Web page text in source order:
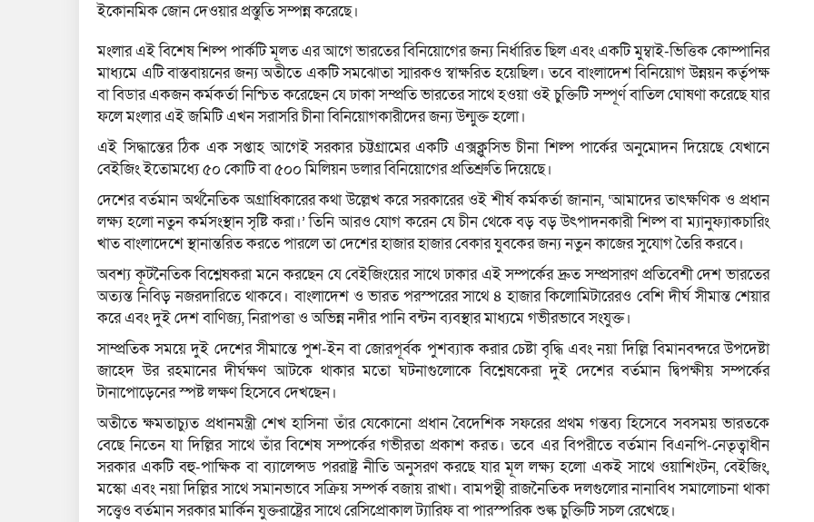
ইকোনমিক জোন দেওয়ার প্রস্তুতি সম্পন্ন করেছে।
মংলার এই বিশেষ শিল্প পার্কটি মূলত এর আগে ভারতের বিনিয়োগের জন্য নির্ধারিত ছিল এবং একটি মুম্বাই-ভিত্তিক কোম্পানির
মাধ্যমে এটি বাস্তবায়নের জন্য অতীতে একটি সমঝোতা স্মারকও স্বাক্ষরিত হয়েছিল। তবে বাংলাদেশ বিনিয়োগ উন্নয়ন কর্তৃপক্ষ
বা বিডার একজন কর্মকর্তা নিশ্চিত করেছেন যে ঢাকা সম্প্রতি ভারতের সাথে হওয়া ওই চুক্তিটি সম্পূর্ণ বাতিল ঘোষণা করেছে যার
ফলে মংলার এই জমিটি এখন সরাসরি চীনা বিনিয়োগকারীদের জন্য উন্মুক্ত হলো।
এই সিদ্ধান্তের ঠিক এক সপ্তাহ আগেই সরকার চট্টগ্রামের একটি এক্সক্লুসিভ চীনা শিল্প পার্কের অনুমোদন দিয়েছে যেখানে
বেইজিং ইতোমধ্যে ৫০ কোটি বা ৫০০ মিলিয়ন ডলার বিনিয়োগের প্রতিশ্রুতি দিয়েছে।
দেশের বর্তমান অর্থনৈতিক অগ্রাধিকারের কথা উল্লেখ করে সরকারের ওই শীর্ষ কর্মকর্তা জানান, ‘আমাদের তাৎক্ষণিক ও প্রধান
লক্ষ্য হলো নতুন কর্মসংস্থান সৃষ্টি করা।’ তিনি আরও যোগ করেন যে চীন থেকে বড় বড় উৎপাদনকারী শিল্প বা ম্যানুফ্যাকচারিং
খাত বাংলাদেশে স্থানান্তরিত করতে পারলে তা দেশের হাজার হাজার বেকার যুবকের জন্য নতুন কাজের সুযোগ তৈরি করবে।
অবশ্য কূটনৈতিক বিশ্লেষকরা মনে করছেন যে বেইজিংয়ের সাথে ঢাকার এই সম্পর্কের দ্রুত সম্প্রসারণ প্রতিবেশী দেশ ভারতের
অত্যন্ত নিবিড় নজরদারিতে থাকবে। বাংলাদেশ ও ভারত পরস্পরের সাথে ৪ হাজার কিলোমিটারেরও বেশি দীর্ঘ সীমান্ত শেয়ার
করে এবং দুই দেশ বাণিজ্য, নিরাপত্তা ও অভিন্ন নদীর পানি বন্টন ব্যবস্থার মাধ্যমে গভীরভাবে সংযুক্ত।
সাম্প্রতিক সময়ে দুই দেশের সীমান্তে পুশ-ইন বা জোরপূর্বক পুশব্যাক করার চেষ্টা বৃদ্ধি এবং নয়া দিল্লি বিমানবন্দরে উপদেষ্টা
জাহেদ উর রহমানের দীর্ঘক্ষণ আটকে থাকার মতো ঘটনাগুলোকে বিশ্লেষকেরা দুই দেশের বর্তমান দ্বিপক্ষীয় সম্পর্কের
টানাপোড়েনের স্পষ্ট লক্ষণ হিসেবে দেখছেন।
অতীতে ক্ষমতাচ্যুত প্রধানমন্ত্রী শেখ হাসিনা তাঁর যেকোনো প্রধান বৈদেশিক সফরের প্রথম গন্তব্য হিসেবে সবসময় ভারতকে
বেছে নিতেন যা দিল্লির সাথে তাঁর বিশেষ সম্পর্কের গভীরতা প্রকাশ করত। তবে এর বিপরীতে বর্তমান বিএনপি-নেতৃত্বাধীন
সরকার একটি বহু-পাক্ষিক বা ব্যালেন্সড পররাষ্ট্র নীতি অনুসরণ করছে যার মূল লক্ষ্য হলো একই সাথে ওয়াশিংটন, বেইজিং,
মস্কো এবং নয়া দিল্লির সাথে সমানভাবে সক্রিয় সম্পর্ক বজায় রাখা। বামপন্থী রাজনৈতিক দলগুলোর নানাবিধ সমালোচনা থাকা
সত্ত্বেও বর্তমান সরকার মার্কিন যুক্তরাষ্ট্রের সাথে রেসিপ্রোকাল ট্যারিফ বা পারস্পরিক শুল্ক চুক্তিটি সচল রেখেছে।